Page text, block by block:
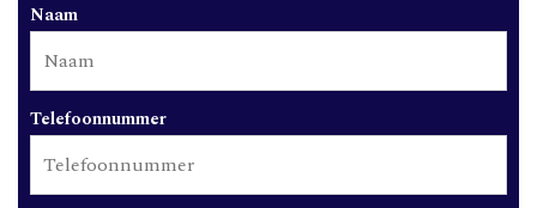
Naam
Telefoonnummer